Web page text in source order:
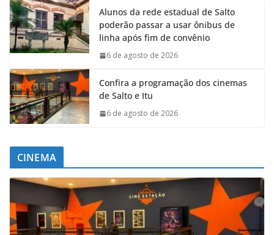
Alunos da rede estadual de Salto
poderão passar a usar ônibus de
linha após fim de convênio
6 de agosto de 2026
Confira a programação dos cinemas
de Salto e Itu
6 de agosto de 2026
CINEMA